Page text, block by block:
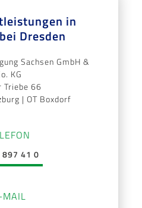
in
Dresden
Sachsen GmbH &
KG
Triebe 66
| OT Boxdorf
41 0
MAIL